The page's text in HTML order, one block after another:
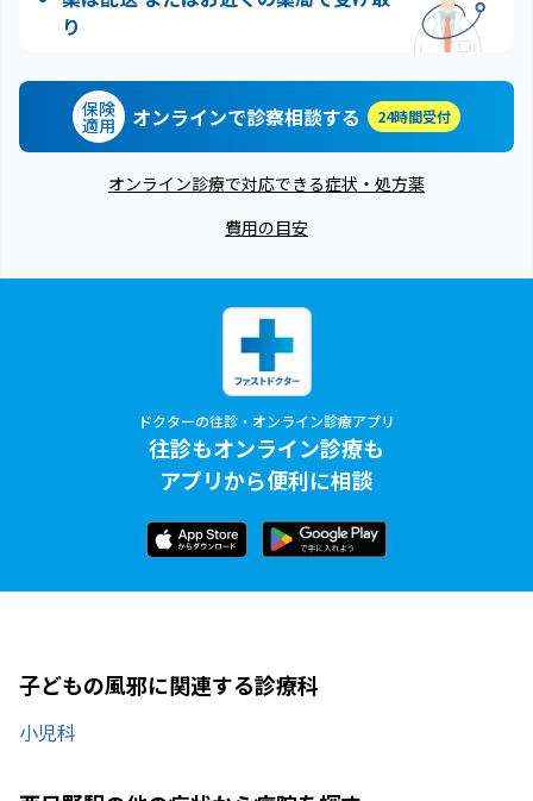
り
保険
適用 オンラインで診察相談する 24時間受付
オンライン診療で対応できる症状・処方薬
費用の目安
ドクターの往診・オンライン診療アプリ
往診もオンライン診療も
アプリから便利に相談
子どもの風邪に関連する診療科
小児科